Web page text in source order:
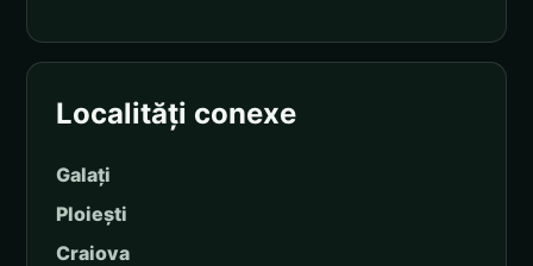
Localități conexe
Galați
Ploiești
Craiova